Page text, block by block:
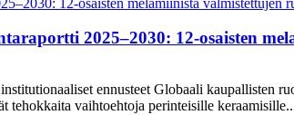
2025–2030: 12-osaisten
ennusteet Globaali kaupallisten
tehokkaita vaihtoehtoja perinteisille